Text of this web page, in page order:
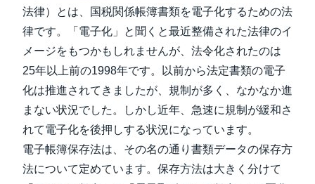
法律）とは、国税関係帳簿書類を電子化するための法
律です。「電子化」と聞くと最近整備された法律のイ
メージをもつかもしれませんが、法令化されたのは
25年以上前の1998年です。以前から法定書類の電子
化は推進されてきましたが、規制が多く、なかなか進
まない状況でした。しかし近年、急速に規制が緩和さ
れて電子化を後押しする状況になっています。
電子帳簿保存法は、その名の通り書類データの保存方
法について定めています。保存方法は大きく分けて